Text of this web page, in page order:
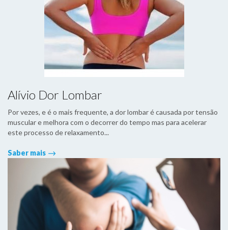
Alívio Dor Lombar
Por vezes, e é o mais frequente, a dor lombar é causada por tensão
muscular e melhora com o decorrer do tempo mas para acelerar
este processo de relaxamento...
Saber mais